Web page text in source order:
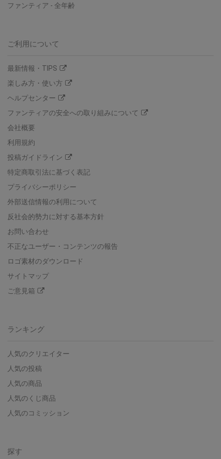
ファンティア - 全年齢
ご利用について
最新情報・TIPS
楽しみ方・使い方
ヘルプセンター
ファンティアの安全への取り組みについて
会社概要
利用規約
投稿ガイドライン
特定商取引法に基づく表記
プライバシーポリシー
外部送信情報の利用について
反社会的勢力に対する基本方針
お問い合わせ
不正なユーザー・コンテンツの報告
ロゴ素材のダウンロード
サイトマップ
ご意見箱
ランキング
人気のクリエイター
人気の投稿
人気の商品
人気のくじ商品
人気のコミッション
探す